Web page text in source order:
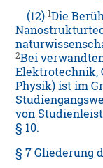
(12)1Die
2Bei
Elektrotechnik,
Physik) ist im
von
§ 10.
§ 7 Gliederung